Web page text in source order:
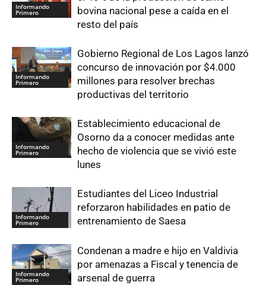
Informando
Primero
bovina nacional pese a caída en el
resto del país
Informando
Primero
Gobierno Regional de Los Lagos lanzó
concurso de innovación por $4.000
millones para resolver brechas
productivas del territorio
Informando
Primero
Establecimiento educacional de
Osorno da a conocer medidas ante
hecho de violencia que se vivió este
lunes
Informando
Primero
Estudiantes del Liceo Industrial
reforzaron habilidades en patio de
entrenamiento de Saesa
Informando
Primero
Condenan a madre e hijo en Valdivia
por amenazas a Fiscal y tenencia de
arsenal de guerra